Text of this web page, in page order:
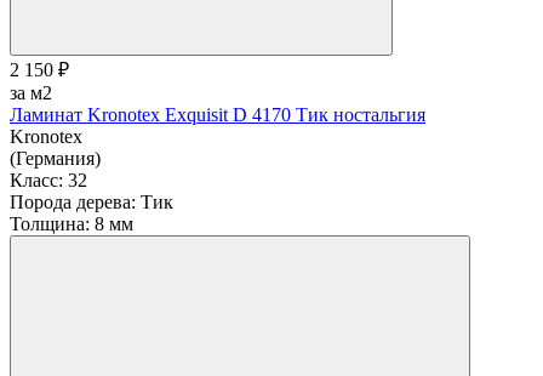
2 150 ₽
за м2
Ламинат Kronotex Exquisit D 4170 Тик ностальгия
Kronotex
(Германия)
Класс: 32
Порода дерева: Тик
Толщина: 8 мм